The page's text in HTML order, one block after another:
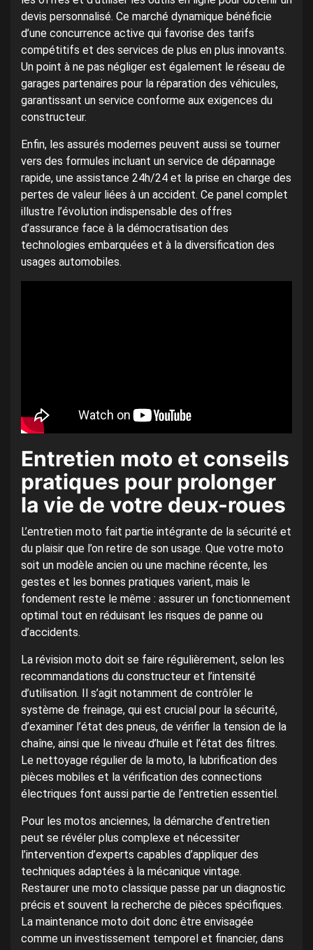
devis personnalisé. Ce marché dynamique bénéficie
d’une concurrence active qui favorise des tarifs
compétitifs et des services de plus en plus innovants.
Un point à ne pas négliger est également le réseau de
garages partenaires pour la réparation des véhicules,
garantissant un service conforme aux exigences du
constructeur.
Enfin, les assurés modernes peuvent aussi se tourner
vers des formules incluant un service de dépannage
rapide, une assistance 24h/24 et la prise en charge des
pertes de valeur liées à un accident. Ce panel complet
illustre l’évolution indispensable des offres
d’assurance face à la démocratisation des
technologies embarquées et à la diversification des
usages automobiles.
Entretien moto et conseils
pratiques pour prolonger
la vie de votre deux-roues
L’entretien moto fait partie intégrante de la sécurité et
du plaisir que l’on retire de son usage. Que votre moto
soit un modèle ancien ou une machine récente, les
gestes et les bonnes pratiques varient, mais le
fondement reste le même : assurer un fonctionnement
optimal tout en réduisant les risques de panne ou
d’accidents.
La révision moto doit se faire régulièrement, selon les
recommandations du constructeur et l’intensité
d’utilisation. Il s’agit notamment de contrôler le
système de freinage, qui est crucial pour la sécurité,
d’examiner l’état des pneus, de vérifier la tension de la
chaîne, ainsi que le niveau d’huile et l’état des filtres.
Le nettoyage régulier de la moto, la lubrification des
pièces mobiles et la vérification des connections
électriques font aussi partie de l’entretien essentiel.
Pour les motos anciennes, la démarche d’entretien
peut se révéler plus complexe et nécessiter
l’intervention d’experts capables d’appliquer des
techniques adaptées à la mécanique vintage.
Restaurer une moto classique passe par un diagnostic
précis et souvent la recherche de pièces spécifiques.
La maintenance moto doit donc être envisagée
comme un investissement temporel et financier, dans